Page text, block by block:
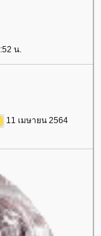
น.
11 เมษายน 2564